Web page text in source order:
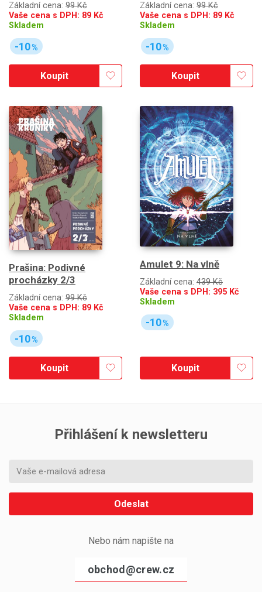
Základní cena: 99 Kč
Vaše cena s DPH: 89 Kč
Skladem
-10%
Koupit
Základní cena: 99 Kč
Vaše cena s DPH: 89 Kč
Skladem
-10%
Koupit
Prašina: Podivné
procházky 2/3
Základní cena: 99 Kč
Vaše cena s DPH: 89 Kč
Skladem
-10%
Koupit
Amulet 9: Na vlně
Základní cena: 439 Kč
Vaše cena s DPH: 395 Kč
Skladem
-10%
Koupit
Přihlášení k newsletteru
Odeslat
Nebo nám napište na
obchod@crew.cz